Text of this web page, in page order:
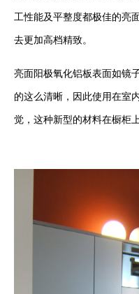
工性能及平整度都极佳的亮
去更加高档精致。
亮面阳极氧化铝板表面如镜
的这么清晰，因此使用在室
觉，这种新型的材料在橱柜